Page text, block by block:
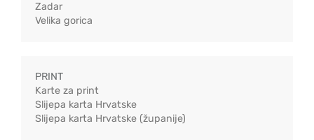
Zadar
Velika gorica
PRINT
Karte za print
Slijepa karta Hrvatske
Slijepa karta Hrvatske (županije)